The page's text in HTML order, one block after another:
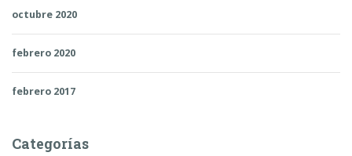
octubre 2020
febrero 2020
febrero 2017
Categorías